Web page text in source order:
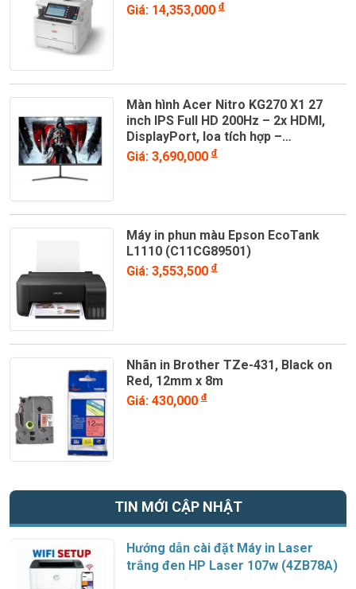
Giá: 14,353,000đ
Màn hình Acer Nitro KG270 X1 27
inch IPS Full HD 200Hz – 2x HDMI,
DisplayPort, loa tích hợp –
UM.HX0SV.101
Giá: 3,690,000đ
Máy in phun màu Epson EcoTank
L1110 (C11CG89501)
Giá: 3,553,500đ
Nhãn in Brother TZe-431, Black on
Red, 12mm x 8m
Giá: 430,000đ
TIN MỚI CẬP NHẬT
Hướng dẫn cài đặt Máy in Laser
trắng đen HP Laser 107w (4ZB78A)